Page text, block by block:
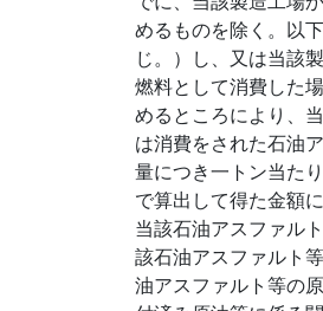
めるものを除く。以
じ。）し、又は当該
燃料として消費した
めるところにより、
は消費をされた石油
量につき一トン当た
で算出して得た金額
当該石油アスファル
該石油アスファルト
油アスファルト等の